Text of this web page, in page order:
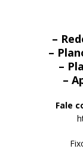
–
–
–
–
Fale